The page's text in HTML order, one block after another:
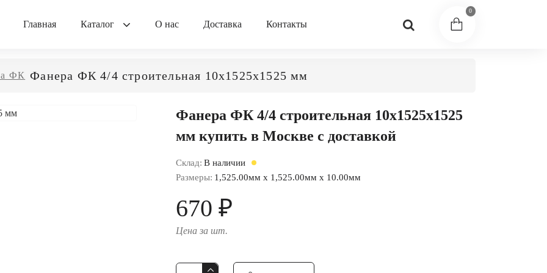
Главная Каталог О нас Доставка Контакты
0
ФК Фанера ФК 4/4 строительная 10x1525x1525 мм
Фанера ФК 4/4 строительная 10x1525x1525
мм купить в Москве с доставкой
Склад: В наличии
Размеры: 1,525.00мм x 1,525.00мм x 10.00мм
670 ₽
Цена за шт.